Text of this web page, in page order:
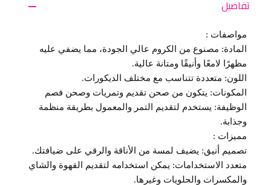
تفاصيل
مواصفات :
المادة: مصنوع من الكروم عالي الجودة، مما يضفي عليه
مظهرًا لامعًا وأنيقًا ومتانة عالية.
اللون: متعددة تتناسب مع مختلف الديكورات.
المكونات: يتكون من صحن تقديم وتمريات وصحن فصم
الوظيفة: يستخدم لتقديم التمر والمعمول بطريقة منظمة
وجذابة.
مميزات :
تصميم أنيق: يضيف لمسة من الأناقة والرقي على ضيافتك.
متعدد الاستخدامات: يمكن استخدامه لتقديم القهوة والشاي
والمكسرات والحلويات وغيرها.